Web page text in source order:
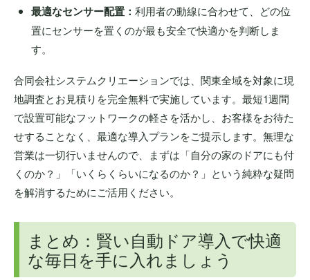
最適なセンサー配置： 利用者の動線に合わせて、どの位
置にセンサーを置くのが最も安全で快適かを判断しま
す。
合同会社システムクリエーションでは、関東全域を対象に現
地調査とお見積りを完全無料で実施しています。最短1週間
で設置可能なフットワークの軽さを活かし、お客様をお待た
せすることなく、最適な導入プランをご提示します。無理な
営業は一切行いませんので、まずは「自分の家のドアにも付
くのか？」「いくらくらいになるのか？」という純粋な疑問
を解消するためにご活用ください。
まとめ：賢い自動ドア導入で快適
な毎日を手に入れましょう